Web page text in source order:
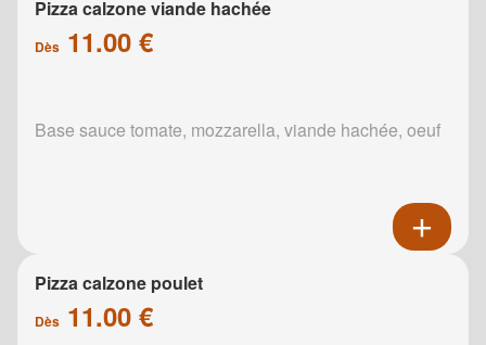
Pizza calzone viande hachée
Dès 11.00 €
Base sauce tomate, mozzarella, viande hachée, oeuf
Pizza calzone poulet
Dès 11.00 €